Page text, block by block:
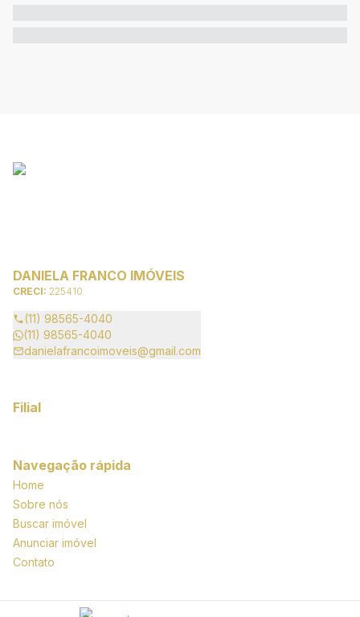
DANIELA FRANCO IMÓVEIS
CRECI: 225410
(11) 98565-4040
(11) 98565-4040
danielafrancoimoveis@gmail.com
Filial
Navegação rápida
Home
Sobre nós
Buscar imóvel
Anunciar imóvel
Contato